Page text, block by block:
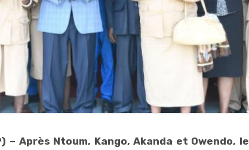
– Après Ntoum, Kango, Akanda et Owendo, le